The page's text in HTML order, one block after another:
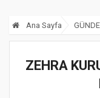
Ana Sayfa
ZEHRA